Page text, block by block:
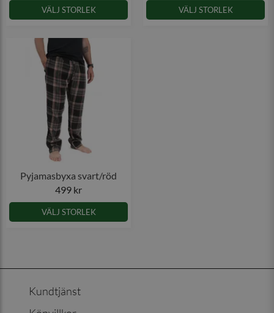
VÄLJ STORLEK VÄLJ STORLEK
Pyjamasbyxa svart/röd
499 kr
VÄLJ STORLEK
Kundtjänst